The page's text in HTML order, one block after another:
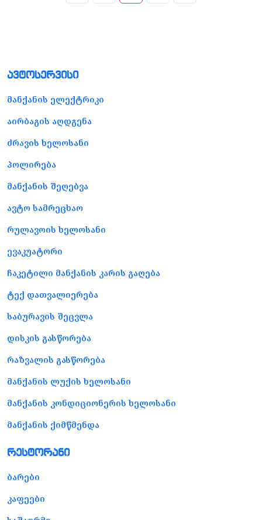
ავტოსერვისი
მანქანის ელექტრიკი
აირბაგის აღდგენა
ძრავის ხელოსანი
პოლირება
მანქანის შეღებვა
ავტო სამრეცხაო
რულავოის ხელოსანი
ევაკუატორი
ჩაკეტილი მანქანის კარის გაღება
ტექ დათვალიერება
საბურავის შეცვლა
დისკის გასწორება
რაზვალის გასწორება
მანქანის ლუქის ხელოსანი
მანქანის კონდიციონერის ხელოსანი
მანქანის ქიმწმენდა
რესტორანი
ბარები
კაფეები